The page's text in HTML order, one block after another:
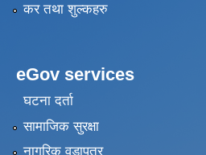
कर तथा शुल्कहरु
eGov services
घटना दर्ता
सामाजिक सुरक्षा
नागरिक वडापत्र